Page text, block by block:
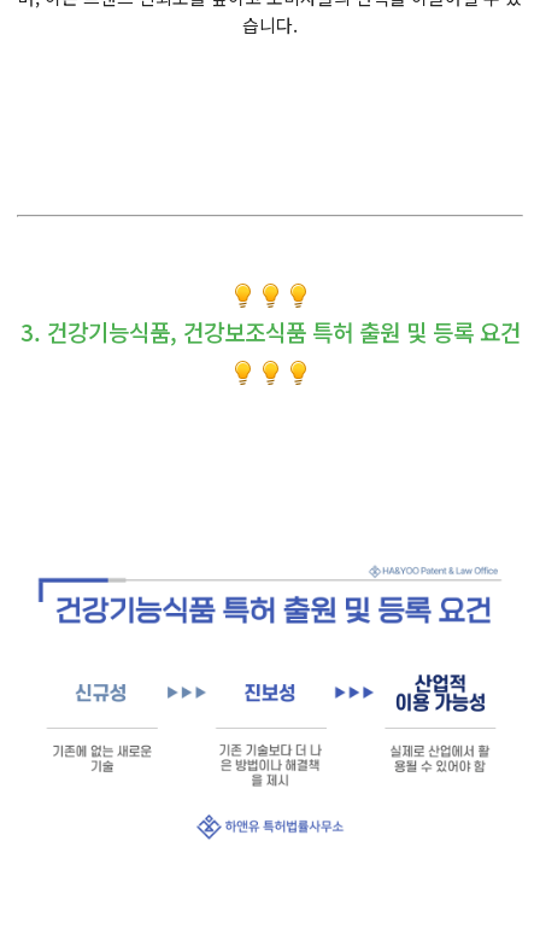
습니다.
3. 건강기능식품, 건강보조식품 특허 출원 및 등록 요건